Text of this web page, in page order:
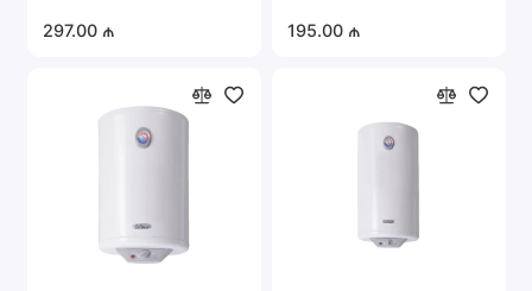
297.00 ₼ 195.00 ₼